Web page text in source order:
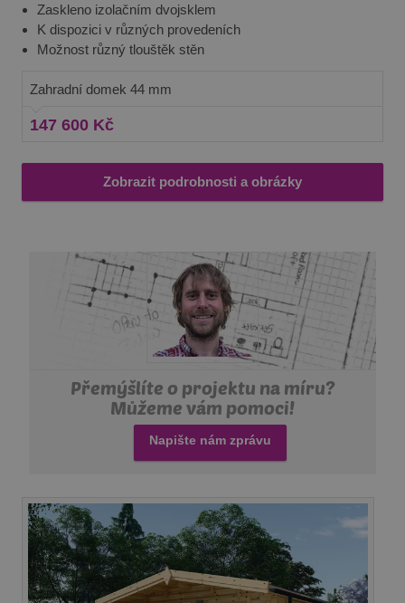
Zaskleno izolačním dvojsklem
K dispozici v různých provedeních
Možnost různý tlouštěk stěn
Zahradní domek 44 mm
147 600 Kč
Zobrazit podrobnosti a obrázky
Přemýšlíte o projektu na míru?
Můžeme vám pomoci!
Napište nám zprávu